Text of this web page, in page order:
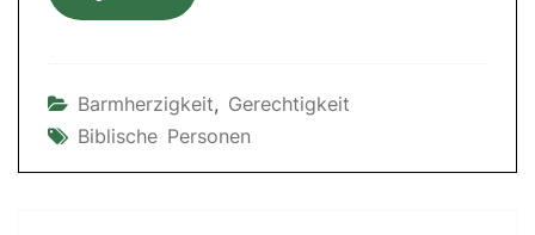
Barmherzigkeit, Gerechtigkeit
Biblische Personen